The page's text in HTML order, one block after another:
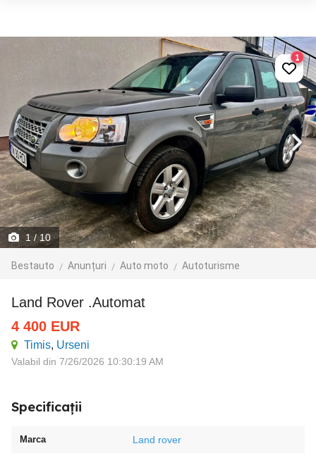
1 / 10
Bestauto Anunțuri Auto moto Autoturisme
1
Land Rover .Automat
4 400 EUR
Timis, Urseni
Valabil din 7/26/2026 10:30:19 AM
Specificații
Marca Land rover